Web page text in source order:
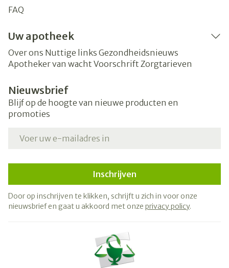
FAQ
Uw apotheek
Over ons Nuttige links Gezondheidsnieuws
Apotheker van wacht Voorschrift Zorgtarieven
Nieuwsbrief
Blijf op de hoogte van nieuwe producten en
promoties
Inschrijven
Door op inschrijven te klikken, schrijft u zich in voor onze
nieuwsbrief en gaat u akkoord met onze privacy policy.